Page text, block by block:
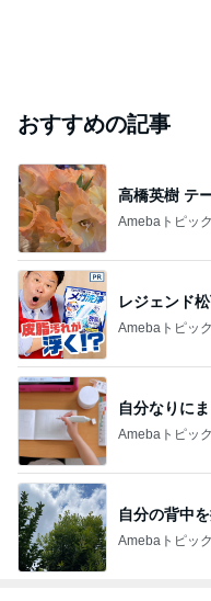
おすすめの記事
高橋英樹 テ
Amebaトピッ
レジェンド
Amebaトピッ
自分なりに
Amebaトピッ
自分の背中
Amebaトピッ